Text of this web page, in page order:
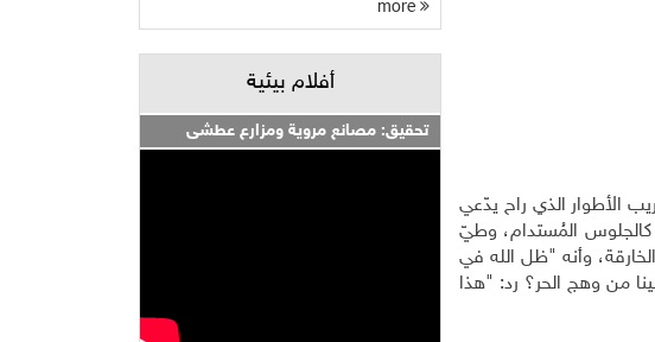
صاحب اللحية السوداء، وغريب الأطوار الذي راح يدّعي
كالجلوس المُستدام، وطيّ
وأنه "ظل الله في
من وهج الحر؟ رد: "هذا
أفلام بيئية
تحقيق: مصانع مروية ومزارع عطشى